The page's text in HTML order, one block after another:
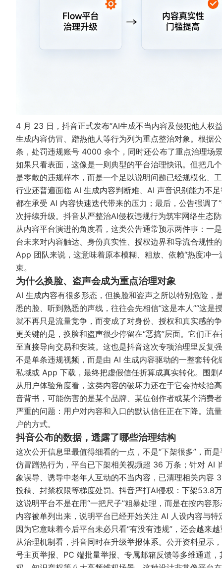
4 月 23 日，抖音正式发布“AI生成不当内容及侵犯他人权
生成内容仿冒、蹭热他人等行为列为重点整治对象。根据
条，处罚违规账号 4000 余个，同时还公布了重点治理场
如果只看表面，这像是一则典型的平台治理快讯。但把几
是零散的违规样本，而是一个足以说明问题已经规模化、
行业还普遍面临 AI 生成内容判断难、AI 声音识别能力不
都在承受 AI 内容快速迭代带来的压力；最后，公告强调
次持续升级。 抖音从严整治AI侵权违规行为筑牢网络生态
从内容平台演进的角度看，这类公告通常预示两件事：一
台未来对内容触达、身份真实性、授权边界和导流合规性
App 团队来说，这意味着原本模糊、粗放、依赖“热度冲
束。
为什么换脸、盗声会成为重点治理对象
AI 生成内容有很多形态，但换脸和盗声之所以特别危险，
悉的脸、听到熟悉的声线，往往会先相信“这是本人”“这是
就不再只是流量竞争，而变成了对身份、授权和真实感的
更关键的是，换脸和盗声很少停留在“恶搞”层面。它们正
至直接导向交易和安装。这也是抖音这次专项治理里反复
不是单条违规视频，而是由 AI 生成内容驱动的一整套转
私域或 App 下载，最终把虚假信任折算成真实转化。 围剿
从用户体验角度看，这类内容的破坏力还在于它会持续抬
音背书，可能伤害的是某个品牌、某位创作者或某个消费
严重的问题：用户对内容和入口的默认信任正在下降。流
户的方式。
抖音公布的数据，透露了哪些治理结构
这次公开信息里最值得细看的一点，不是“下架很多”，而
仿冒蹭热行为，平台已下架相关视频超 36 万条；针对 AI
象误导、诱导中老年人互动的不当内容，已清理相关内容
投稿、封禁权限等梯度处罚。 抖音严打AI侵权：下架53.8
这说明平台不是在用“一把尺子”粗暴处理，而是在按内容
内容被单列出来，说明平台已经开始关注 AI 人设内容与
因为它意味着今后平台未必只看“有没有违规”，还会越来
从治理机制看，抖音同时在升级举报体系。公开资料显示
号主页举报、PC 端批量举报、专属邮箱反馈等多维通道